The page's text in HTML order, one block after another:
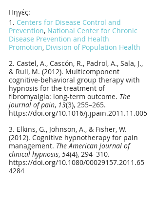
Πηγές:
1. Centers for Disease Control and
Prevention, National Center for Chronic
Disease Prevention and Health
Promotion, Division of Population Health
2. Castel, A., Cascón, R., Padrol, A., Sala, J.,
& Rull, M. (2012). Multicomponent
cognitive-behavioral group therapy with
hypnosis for the treatment of
fibromyalgia: long-term outcome. The
journal of pain, 13(3), 255–265.
https://doi.org/10.1016/j.jpain.2011.11.005
3. Elkins, G., Johnson, A., & Fisher, W.
(2012). Cognitive hypnotherapy for pain
management. The American journal of
clinical hypnosis, 54(4), 294–310.
https://doi.org/10.1080/00029157.2011.65
4284